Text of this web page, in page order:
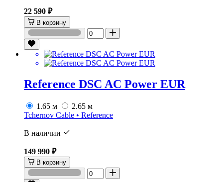
22 590 ₽
В корзину
Reference DSC AC Power EUR
1.65 м
2.65 м
Tchernov Cable • Reference
В наличии
149 990 ₽
В корзину